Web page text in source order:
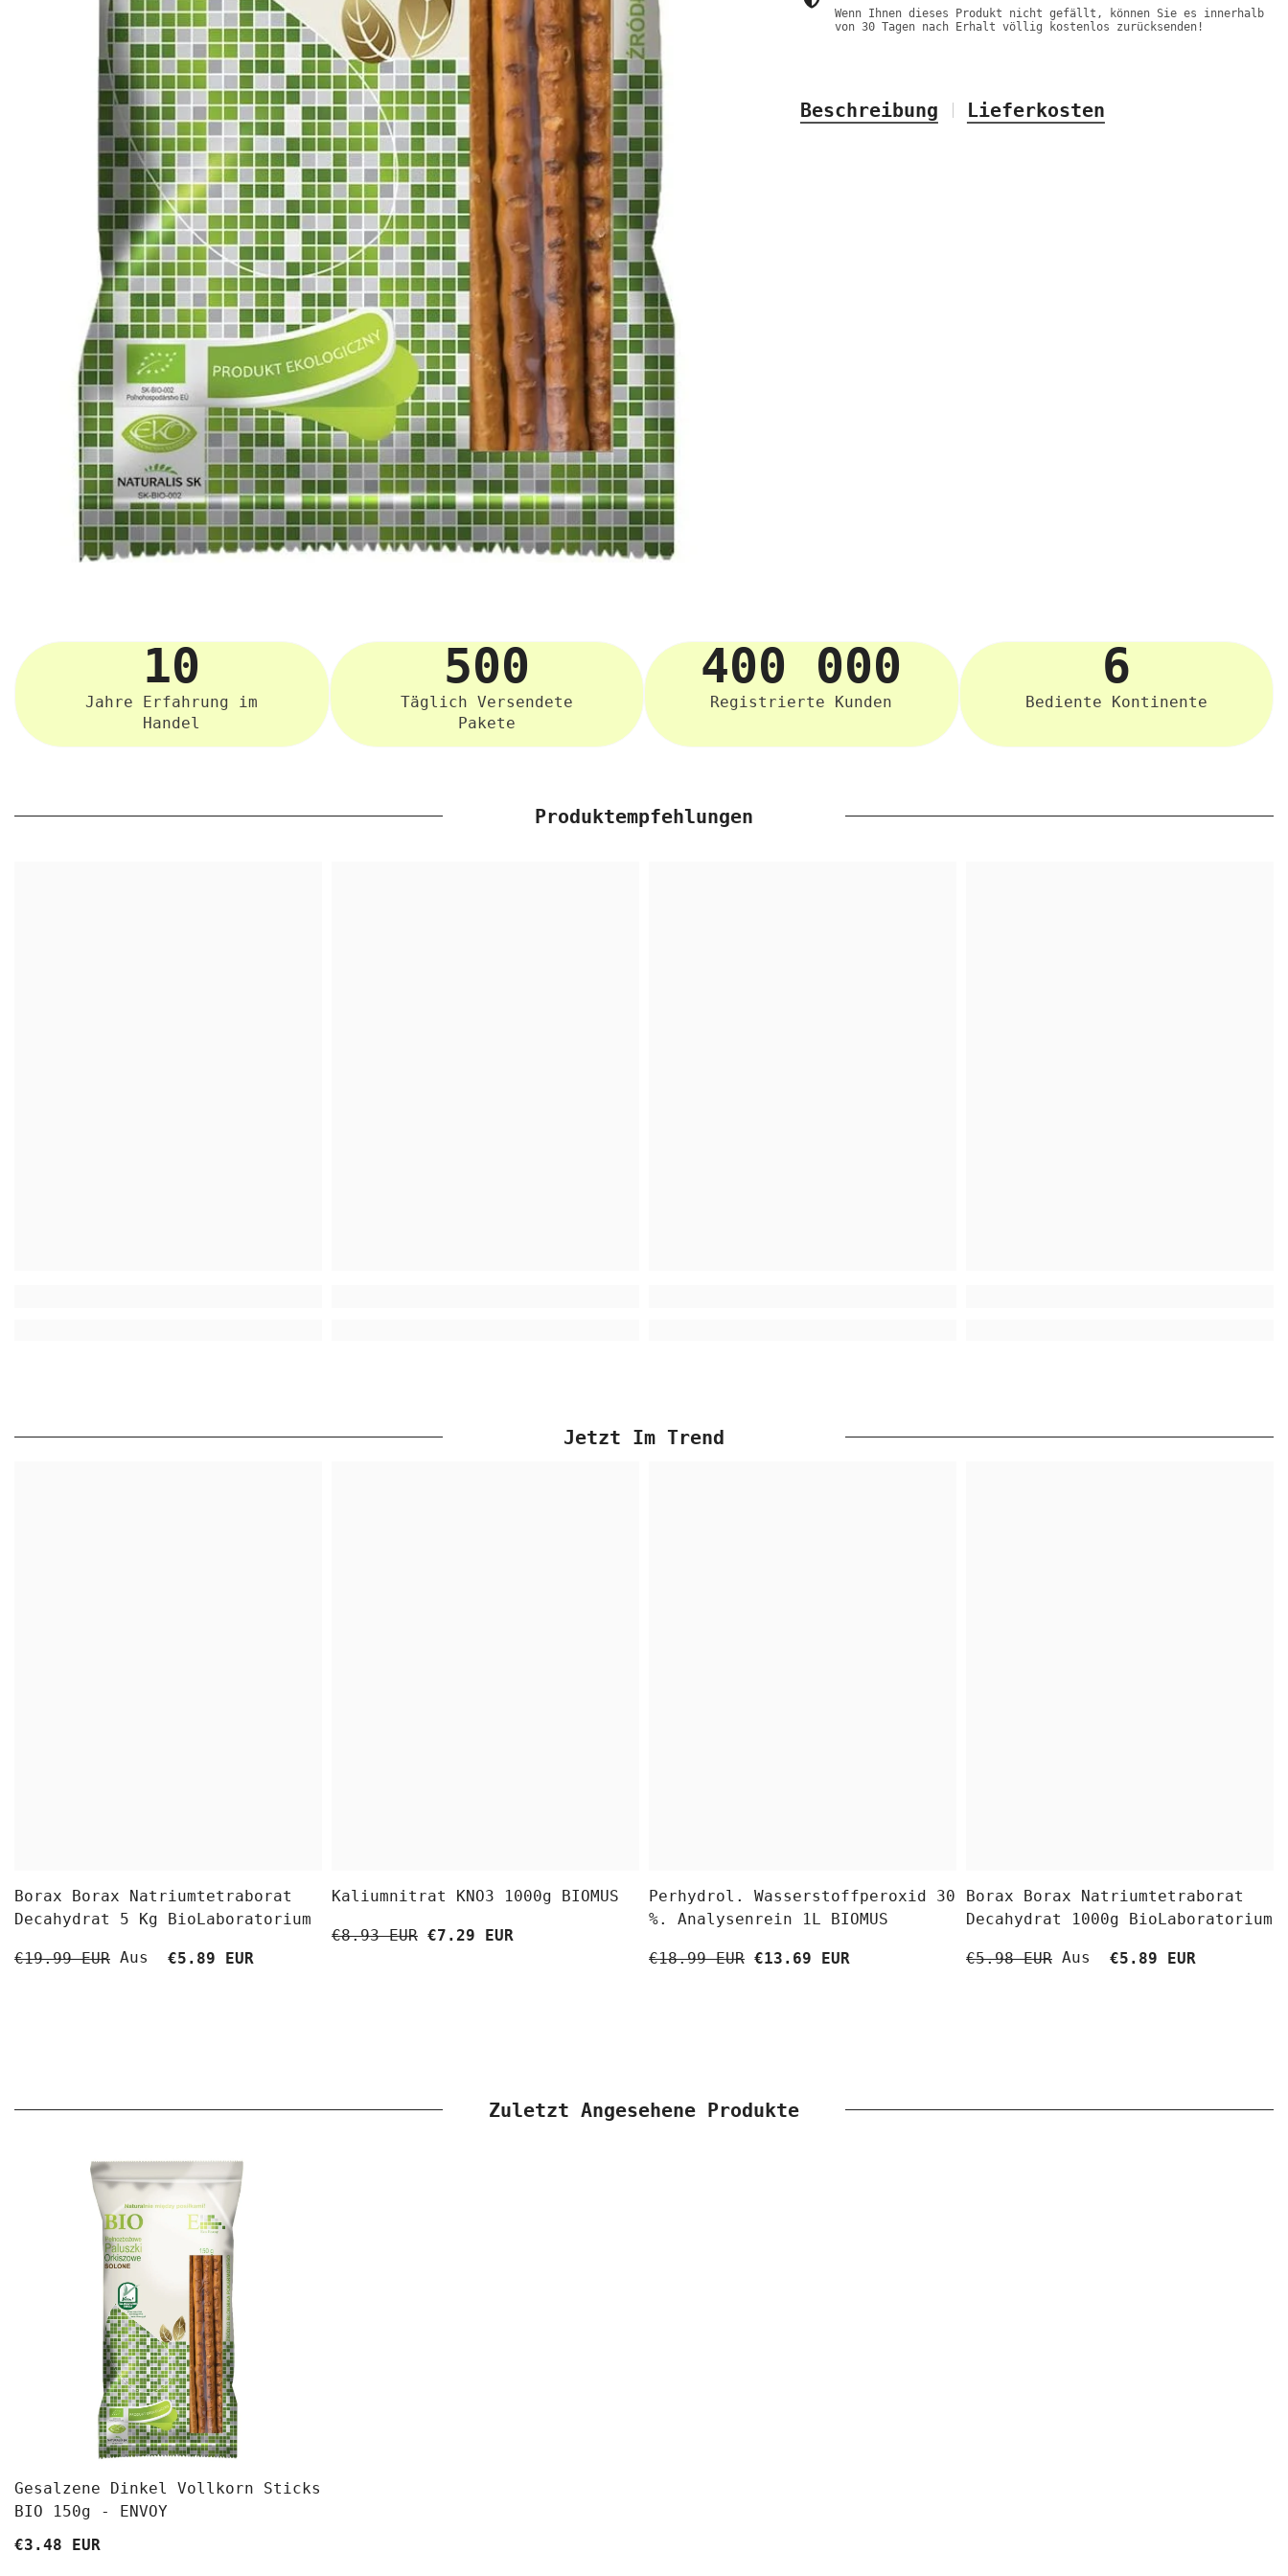
Wenn Ihnen dieses Produkt nicht gefällt, können Sie es innerhalb
von 30 Tagen nach Erhalt völlig kostenlos zurücksenden!
Beschreibung Lieferkosten
10
Jahre Erfahrung im
Handel
500
Täglich Versendete
Pakete
400 000
Registrierte Kunden
6
Bediente Kontinente
Produktempfehlungen
Jetzt Im Trend
Borax Borax Natriumtetraborat
Decahydrat 5 Kg BioLaboratorium
€19.99 EUR Aus €5.89 EUR
Kaliumnitrat KNO3 1000g BIOMUS
€8.93 EUR €7.29 EUR
Perhydrol. Wasserstoffperoxid 30
%. Analysenrein 1L BIOMUS
€18.99 EUR €13.69 EUR
Borax Borax Natriumtetraborat
Decahydrat 1000g BioLaboratorium
€5.98 EUR Aus €5.89 EUR
Zuletzt Angesehene Produkte
Gesalzene Dinkel Vollkorn Sticks
BIO 150g - ENVOY
€3.48 EUR